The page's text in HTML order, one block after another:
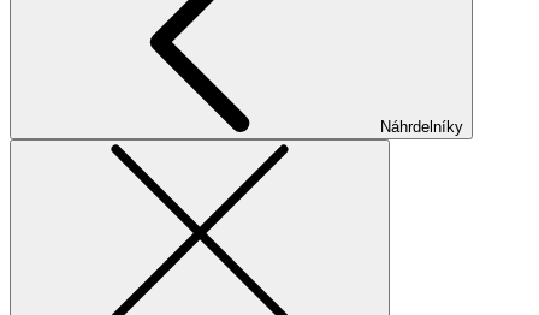
Náhrdelníky